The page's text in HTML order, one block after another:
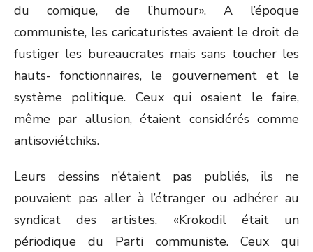
du comique, de l’humour». A l’époque
communiste, les caricaturistes avaient le droit de
fustiger les bureaucrates mais sans toucher les
hauts- fonctionnaires, le gouvernement et le
système politique. Ceux qui osaient le faire,
même par allusion, étaient considérés comme
antisoviétchiks.
Leurs dessins n’étaient pas publiés, ils ne
pouvaient pas aller à l’étranger ou adhérer au
syndicat des artistes. «Krokodil était un
périodique du Parti communiste. Ceux qui